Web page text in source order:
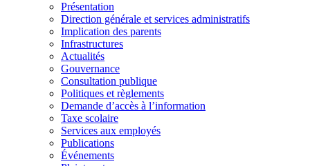
Présentation
Direction générale et services administratifs
Implication des parents
Infrastructures
Actualités
Gouvernance
Consultation publique
Politiques et règlements
Demande d’accès à l’information
Taxe scolaire
Services aux employés
Publications
Événements